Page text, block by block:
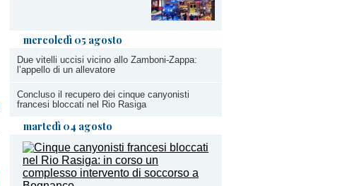
mercoledì 05 agosto
Due vitelli uccisi vicino allo Zamboni-Zappa:
l’appello di un allevatore
Concluso il recupero dei cinque canyonisti
francesi bloccati nel Rio Rasiga
martedì 04 agosto